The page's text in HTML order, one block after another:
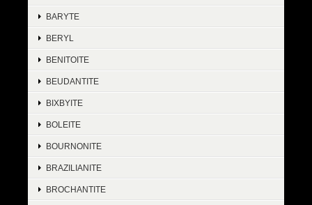
BARYTE
BERYL
BENITOITE
BEUDANTITE
BIXBYITE
BOLEITE
BOURNONITE
BRAZILIANITE
BROCHANTITE